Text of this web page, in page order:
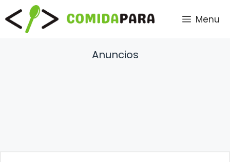
Saltar
al
contenido
Menu
Anuncios